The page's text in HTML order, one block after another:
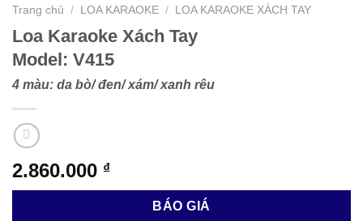
Trang chủ / LOA KARAOKE / LOA KARAOKE XÁCH TAY
Loa Karaoke Xách Tay
Model: V415
4 màu: da bò/ đen/ xám/ xanh rêu
2.860.000 ₫
BÁO GIÁ